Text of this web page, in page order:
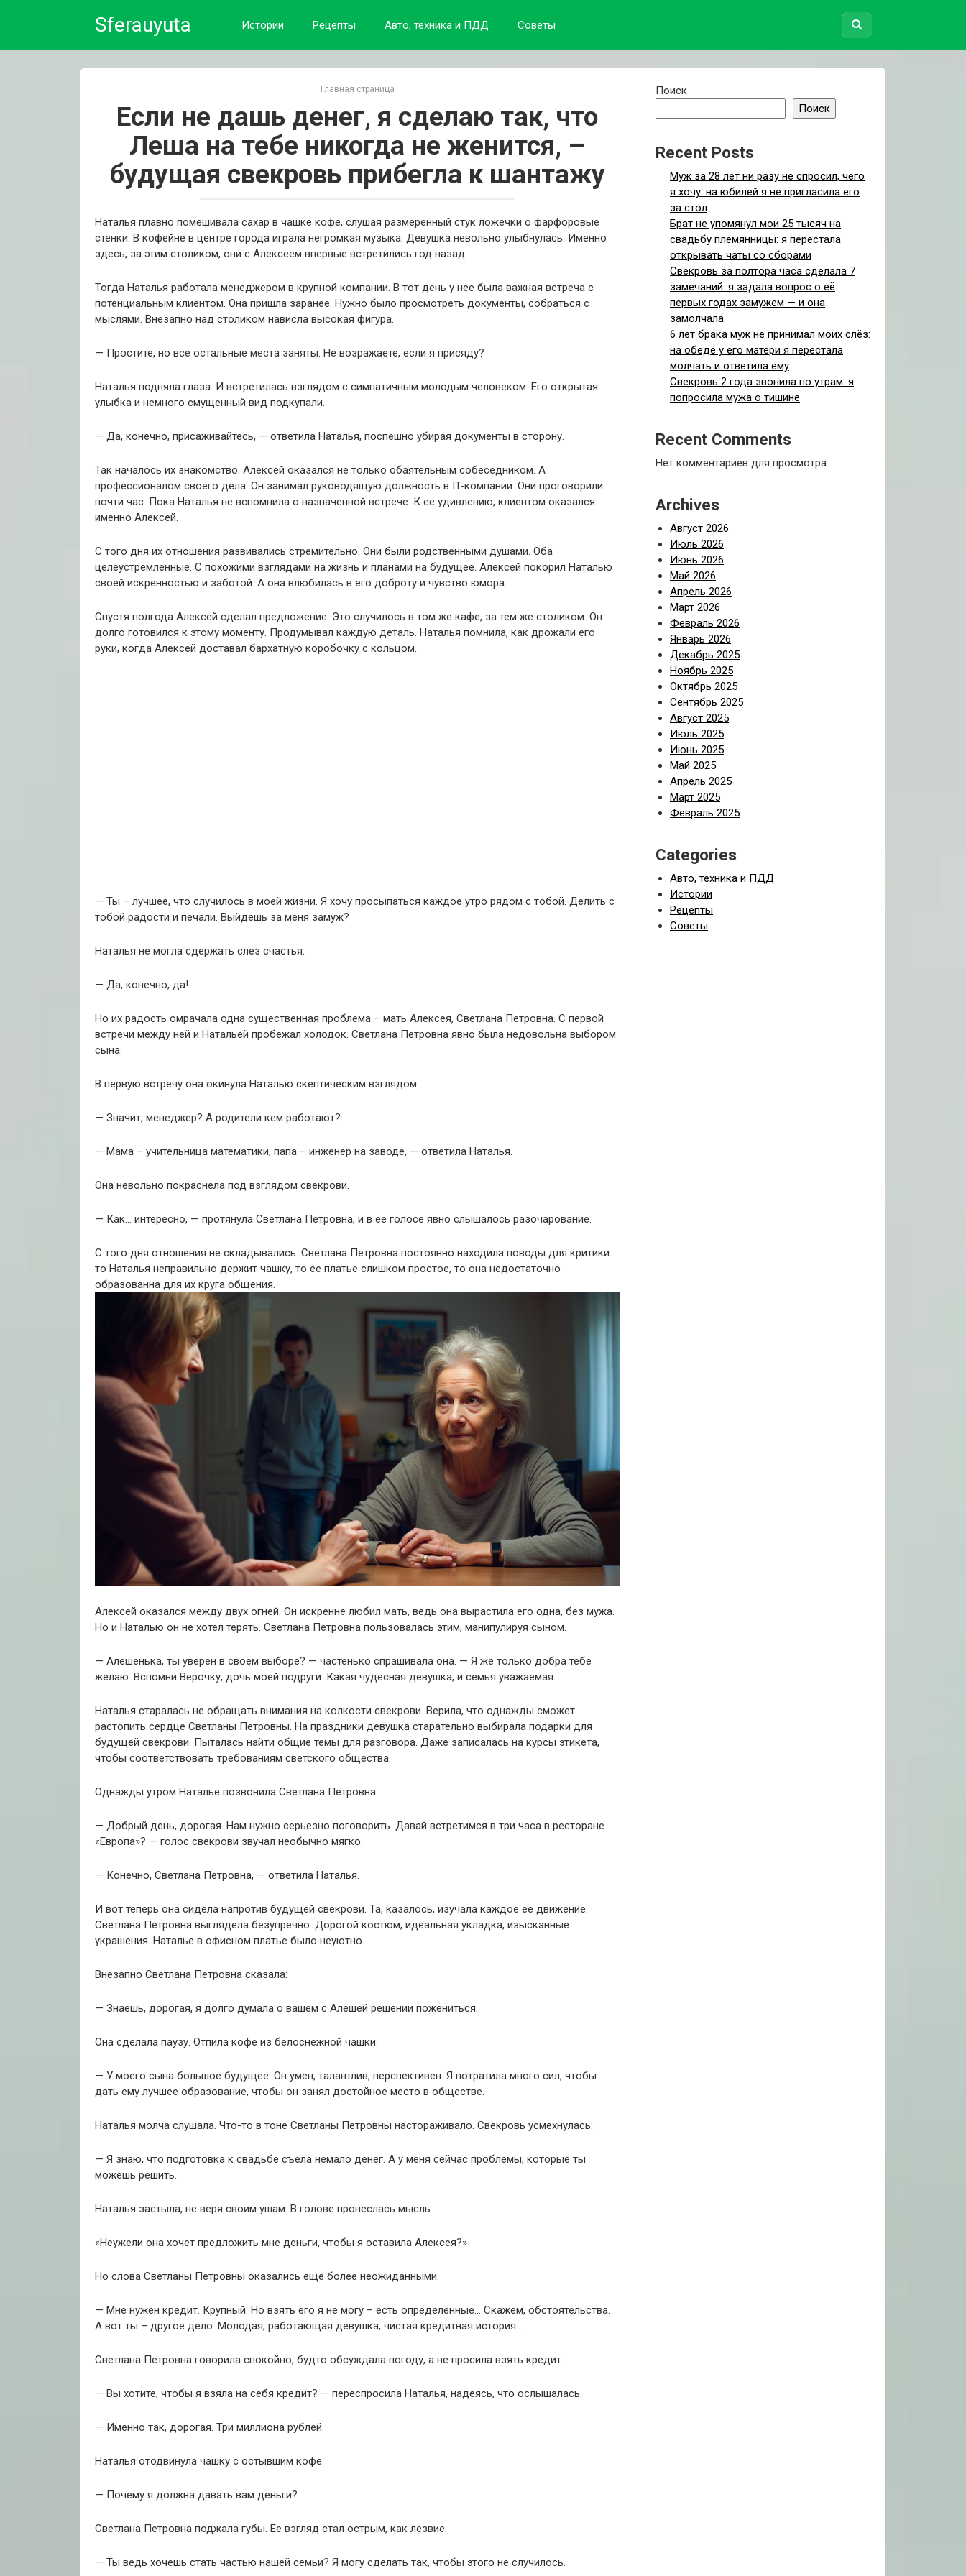
Sferauyuta Истории Рецепты Авто, техника и ПДД Советы
Главная страница
Если не дашь денег, я сделаю так, что
Леша на тебе никогда не женится, –
будущая свекровь прибегла к шантажу
Наталья плавно помешивала сахар в чашке кофе, слушая размеренный стук ложечки о фарфоровые
стенки. В кофейне в центре города играла негромкая музыка. Девушка невольно улыбнулась. Именно
здесь, за этим столиком, они с Алексеем впервые встретились год назад.
Тогда Наталья работала менеджером в крупной компании. В тот день у нее была важная встреча с
потенциальным клиентом. Она пришла заранее. Нужно было просмотреть документы, собраться с
мыслями. Внезапно над столиком нависла высокая фигура.
— Простите, но все остальные места заняты. Не возражаете, если я присяду?
Наталья подняла глаза. И встретилась взглядом с симпатичным молодым человеком. Его открытая
улыбка и немного смущенный вид подкупали.
— Да, конечно, присаживайтесь, — ответила Наталья, поспешно убирая документы в сторону.
Так началось их знакомство. Алексей оказался не только обаятельным собеседником. А
профессионалом своего дела. Он занимал руководящую должность в IT-компании. Они проговорили
почти час. Пока Наталья не вспомнила о назначенной встрече. К ее удивлению, клиентом оказался
именно Алексей.
С того дня их отношения развивались стремительно. Они были родственными душами. Оба
целеустремленные. С похожими взглядами на жизнь и планами на будущее. Алексей покорил Наталью
своей искренностью и заботой. А она влюбилась в его доброту и чувство юмора.
Спустя полгода Алексей сделал предложение. Это случилось в том же кафе, за тем же столиком. Он
долго готовился к этому моменту. Продумывал каждую деталь. Наталья помнила, как дрожали его
руки, когда Алексей доставал бархатную коробочку с кольцом.
— Ты – лучшее, что случилось в моей жизни. Я хочу просыпаться каждое утро рядом с тобой. Делить с
тобой радости и печали. Выйдешь за меня замуж?
Наталья не могла сдержать слез счастья:
— Да, конечно, да!
Но их радость омрачала одна существенная проблема – мать Алексея, Светлана Петровна. С первой
встречи между ней и Натальей пробежал холодок. Светлана Петровна явно была недовольна выбором
сына.
В первую встречу она окинула Наталью скептическим взглядом:
— Значит, менеджер? А родители кем работают?
— Мама – учительница математики, папа – инженер на заводе, — ответила Наталья.
Она невольно покраснела под взглядом свекрови.
— Как… интересно, — протянула Светлана Петровна, и в ее голосе явно слышалось разочарование.
С того дня отношения не складывались. Светлана Петровна постоянно находила поводы для критики:
то Наталья неправильно держит чашку, то ее платье слишком простое, то она недостаточно
образованна для их круга общения.
Алексей оказался между двух огней. Он искренне любил мать, ведь она вырастила его одна, без мужа.
Но и Наталью он не хотел терять. Светлана Петровна пользовалась этим, манипулируя сыном.
— Алешенька, ты уверен в своем выборе? — частенько спрашивала она. — Я же только добра тебе
желаю. Вспомни Верочку, дочь моей подруги. Какая чудесная девушка, и семья уважаемая…
Наталья старалась не обращать внимания на колкости свекрови. Верила, что однажды сможет
растопить сердце Светланы Петровны. На праздники девушка старательно выбирала подарки для
будущей свекрови. Пыталась найти общие темы для разговора. Даже записалась на курсы этикета,
чтобы соответствовать требованиям светского общества.
Однажды утром Наталье позвонила Светлана Петровна:
— Добрый день, дорогая. Нам нужно серьезно поговорить. Давай встретимся в три часа в ресторане
«Европа»? — голос свекрови звучал необычно мягко.
— Конечно, Светлана Петровна, — ответила Наталья.
И вот теперь она сидела напротив будущей свекрови. Та, казалось, изучала каждое ее движение.
Светлана Петровна выглядела безупречно. Дорогой костюм, идеальная укладка, изысканные
украшения. Наталье в офисном платье было неуютно.
Внезапно Светлана Петровна сказала:
— Знаешь, дорогая, я долго думала о вашем с Алешей решении пожениться.
Она сделала паузу. Отпила кофе из белоснежной чашки.
— У моего сына большое будущее. Он умен, талантлив, перспективен. Я потратила много сил, чтобы
дать ему лучшее образование, чтобы он занял достойное место в обществе.
Наталья молча слушала. Что-то в тоне Светланы Петровны настораживало. Свекровь усмехнулась:
— Я знаю, что подготовка к свадьбе съела немало денег. А у меня сейчас проблемы, которые ты
можешь решить.
Наталья застыла, не веря своим ушам. В голове пронеслась мысль.
«Неужели она хочет предложить мне деньги, чтобы я оставила Алексея?»
Но слова Светланы Петровны оказались еще более неожиданными.
— Мне нужен кредит. Крупный. Но взять его я не могу – есть определенные… Скажем, обстоятельства.
А вот ты – другое дело. Молодая, работающая девушка, чистая кредитная история…
Светлана Петровна говорила спокойно, будто обсуждала погоду, а не просила взять кредит.
— Вы хотите, чтобы я взяла на себя кредит? — переспросила Наталья, надеясь, что ослышалась.
— Именно так, дорогая. Три миллиона рублей.
Наталья отодвинула чашку с остывшим кофе.
— Почему я должна давать вам деньги?
Светлана Петровна поджала губы. Ее взгляд стал острым, как лезвие.
— Ты ведь хочешь стать частью нашей семьи? Я могу сделать так, чтобы этого не случилось.
Поиск
Поиск
Recent Posts
Муж за 28 лет ни разу не спросил, чего
я хочу: на юбилей я не пригласила его
за стол
Брат не упомянул мои 25 тысяч на
свадьбу племянницы: я перестала
открывать чаты со сборами
Свекровь за полтора часа сделала 7
замечаний: я задала вопрос о её
первых годах замужем — и она
замолчала
6 лет брака муж не принимал моих слёз:
на обеде у его матери я перестала
молчать и ответила ему
Свекровь 2 года звонила по утрам: я
попросила мужа о тишине
Recent Comments
Нет комментариев для просмотра.
Archives
Август 2026
Июль 2026
Июнь 2026
Май 2026
Апрель 2026
Март 2026
Февраль 2026
Январь 2026
Декабрь 2025
Ноябрь 2025
Октябрь 2025
Сентябрь 2025
Август 2025
Июль 2025
Июнь 2025
Май 2025
Апрель 2025
Март 2025
Февраль 2025
Categories
Авто, техника и ПДД
Истории
Рецепты
Советы